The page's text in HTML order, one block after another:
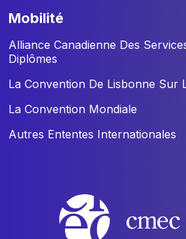
mobilité
Alliance Canadienne Des
Diplômes
La Convention De Lisbonne Sur
La Convention Mondiale
Autres Ententes Internationales